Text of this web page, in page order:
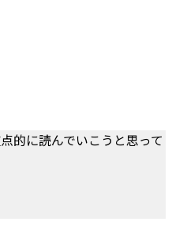
的に読んでいこうと思って